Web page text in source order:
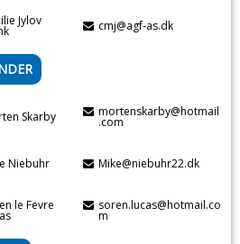
Jylov cmj@agf-as.dk
Skarby mortenskarby@hotmail
.com
Niebuhr Mike@niebuhr22.dk
le Fevre soren.lucas@hotmail.co
m